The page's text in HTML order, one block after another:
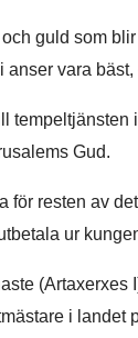
guld som
anser vara
tempeltjänsten
Gud.
för resten av
ur
(Artaxerxes
i landet